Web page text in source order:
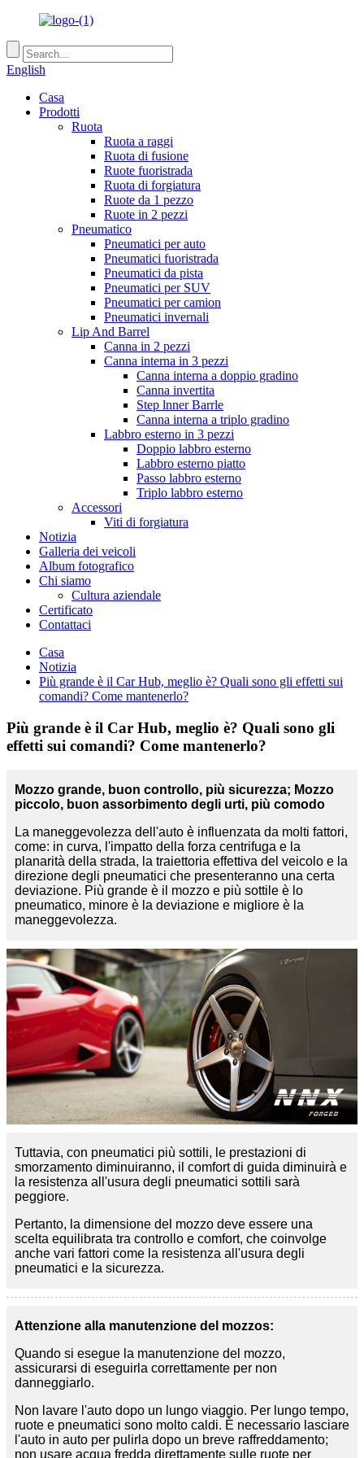
English
Casa
Prodotti
Ruota
Ruota a raggi
Ruota di fusione
Ruote fuoristrada
Ruota di forgiatura
Ruote da 1 pezzo
Ruote in 2 pezzi
Pneumatico
Pneumatici per auto
Pneumatici fuoristrada
Pneumatici da pista
Pneumatici per SUV
Pneumatici per camion
Pneumatici invernali
Lip And Barrel
Canna in 2 pezzi
Canna interna in 3 pezzi
Canna interna a doppio gradino
Canna invertita
Step lnner Barrle
Canna interna a triplo gradino
Labbro esterno in 3 pezzi
Doppio labbro esterno
Labbro esterno piatto
Passo labbro esterno
Triplo labbro esterno
Accessori
Viti di forgiatura
Notizia
Galleria dei veicoli
Album fotografico
Chi siamo
Cultura aziendale
Certificato
Contattaci
Casa
Notizia
Più grande è il Car Hub, meglio è? Quali sono gli effetti sui
comandi? Come mantenerlo?
Più grande è il Car Hub, meglio è? Quali sono gli
effetti sui comandi? Come mantenerlo?
Mozzo grande, buon controllo, più sicurezza; Mozzo
piccolo, buon assorbimento degli urti, più comodo
La maneggevolezza dell'auto è influenzata da molti fattori,
come: in curva, l'impatto della forza centrifuga e la
planarità della strada, la traiettoria effettiva del veicolo e la
direzione degli pneumatici che presenteranno una certa
deviazione. Più grande è il mozzo e più sottile è lo
pneumatico, minore è la deviazione e migliore è la
maneggevolezza.
Tuttavia, con pneumatici più sottili, le prestazioni di
smorzamento diminuiranno, il comfort di guida diminuirà e
la resistenza all'usura degli pneumatici sottili sarà
peggiore.
Pertanto, la dimensione del mozzo deve essere una
scelta equilibrata tra controllo e comfort, che coinvolge
anche vari fattori come la resistenza all'usura degli
pneumatici e la sicurezza.
Attenzione alla manutenzione del mozzos:
Quando si esegue la manutenzione del mozzo,
assicurarsi di eseguirla correttamente per non
danneggiarlo.
Non lavare l'auto dopo un lungo viaggio. Per lungo tempo,
ruote e pneumatici sono molto caldi. È necessario lasciare
l'auto in auto per pulirla dopo un breve raffreddamento;
non usare acqua fredda direttamente sulle ruote per